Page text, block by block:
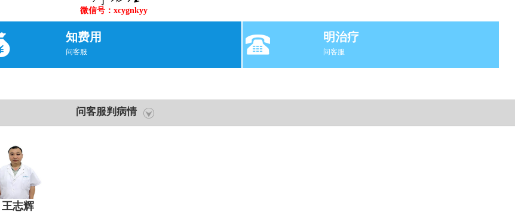
微信号：xcygnkyy
知费用
问客服
明治疗
问客服
问客服判病情
王志辉